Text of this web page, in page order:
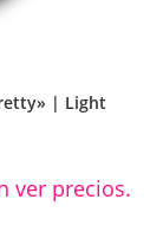
| Light
ver precios.